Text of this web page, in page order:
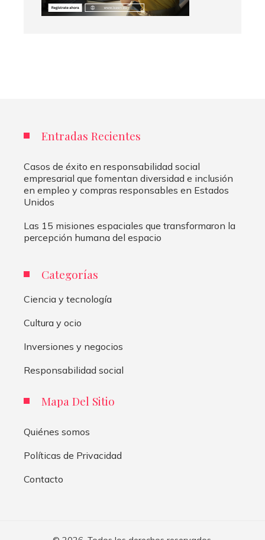
Entradas Recientes
Casos de éxito en responsabilidad social
empresarial que fomentan diversidad e inclusión
en empleo y compras responsables en Estados
Unidos
Las 15 misiones espaciales que transformaron la
percepción humana del espacio
Categorías
Ciencia y tecnología
Cultura y ocio
Inversiones y negocios
Responsabilidad social
Mapa Del Sitio
Quiénes somos
Políticas de Privacidad
Contacto